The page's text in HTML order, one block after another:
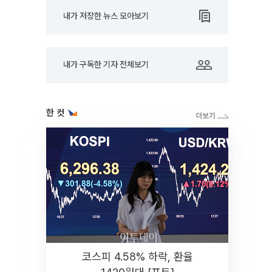
내가 저장한 뉴스 모아보기
내가 구독한 기자 전체보기
한 컷
코스피 4.58% 하락, 환율